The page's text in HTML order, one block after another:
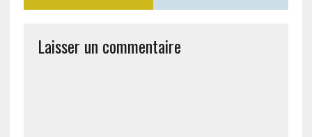
Laisser un commentaire